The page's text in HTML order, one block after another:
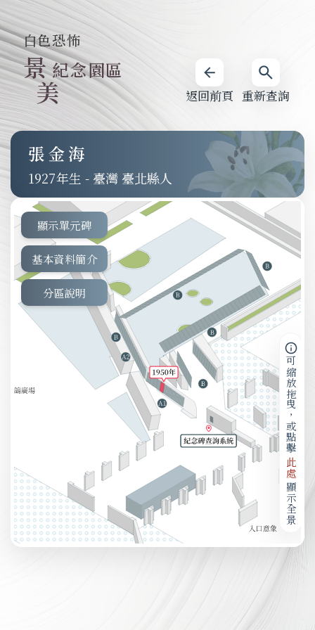
重新查詢
返回前頁
白色恐怖
景
美
紀念園區
張金海
1927 - 臺灣 臺北縣人
顯示單元碑
基本資料簡介
分區說明
可縮放拖曳，或點擊
此處
顯示全景